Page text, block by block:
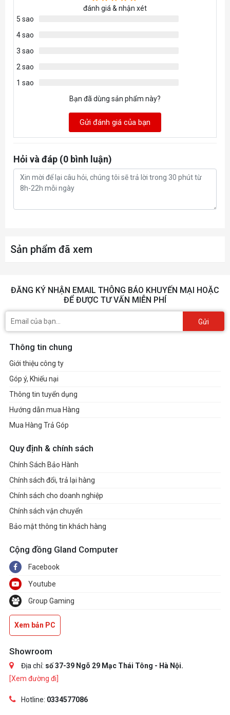
đánh giá & nhận xét
5 sao
4 sao
3 sao
2 sao
1 sao
Bạn đã dùng sản phẩm này?
Gửi đánh giá của bạn
Hỏi và đáp (0 bình luận)
Sản phẩm đã xem
ĐĂNG KÝ NHẬN EMAIL THÔNG BÁO KHUYẾN MẠI HOẶC
ĐỂ ĐƯỢC TƯ VẤN MIỄN PHÍ
Gửi
Thông tin chung
Giới thiệu công ty
Góp ý, Khiếu nại
Thông tin tuyển dụng
Hướng dẫn mua Hàng
Mua Hàng Trả Góp
Quy định & chính sách
Chính Sách Bảo Hành
Chính sách đổi, trả lại hàng
Chính sách cho doanh nghiệp
Chính sách vận chuyển
Bảo mật thông tin khách hàng
Cộng đồng Gland Computer
Facebook
Youtube
Group Gaming
Xem bản PC
Showroom
Địa chỉ: số 37-39 Ngõ 29 Mạc Thái Tông - Hà Nội.
[Xem đường đi]
Hotline: 0334577086